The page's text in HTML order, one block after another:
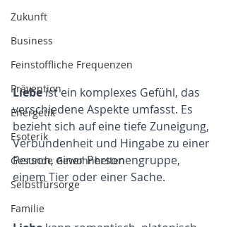
Zukunft
Business
Feinstoffliche Frequenzen
Prävention
Energetik
Esoterik
Gesunde Gewohnheiten
Selbstfürsorge
Familie
Liebe ist ein komplexes Gefühl, das
verschiedene Aspekte umfasst. Es
bezieht sich auf eine tiefe Zuneigung,
Verbundenheit und Hingabe zu einer
Person, einer Personengruppe,
einem Tier oder einer Sache.